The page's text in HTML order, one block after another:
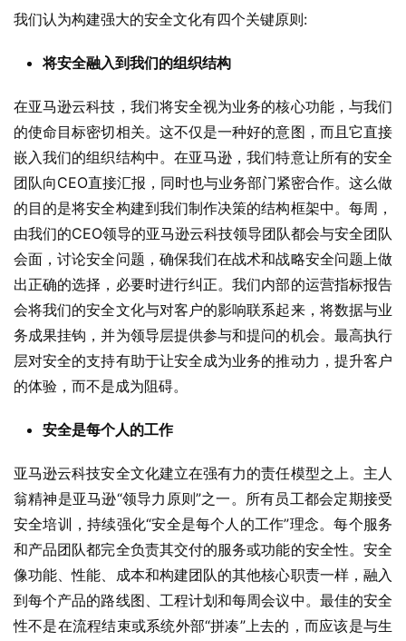
我们认为构建强大的安全文化有四个关键原则:
将安全融入到我们的组织结构
在亚马逊云科技，我们将安全视为业务的核心功能，与我们
的使命目标密切相关。这不仅是一种好的意图，而且它直接
嵌入我们的组织结构中。在亚马逊，我们特意让所有的安全
团队向CEO直接汇报，同时也与业务部门紧密合作。这么做
的目的是将安全构建到我们制作决策的结构框架中。每周，
由我们的CEO领导的亚马逊云科技领导团队都会与安全团队
会面，讨论安全问题，确保我们在战术和战略安全问题上做
出正确的选择，必要时进行纠正。我们内部的运营指标报告
会将我们的安全文化与对客户的影响联系起来，将数据与业
务成果挂钩，并为领导层提供参与和提问的机会。最高执行
层对安全的支持有助于让安全成为业务的推动力，提升客户
的体验，而不是成为阻碍。
安全是每个人的工作
亚马逊云科技安全文化建立在强有力的责任模型之上。主人
翁精神是亚马逊“领导力原则”之一。所有员工都会定期接受
安全培训，持续强化“安全是每个人的工作”理念。每个服务
和产品团队都完全负责其交付的服务或功能的安全性。安全
像功能、性能、成本和构建团队的其他核心职责一样，融入
到每个产品的路线图、工程计划和每周会议中。最佳的安全
性不是在流程结束或系统外部“拼凑”上去的，而应该是与生